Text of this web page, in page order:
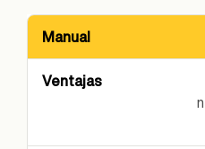
Método
Manual